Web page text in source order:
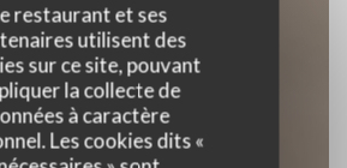
restaurant et ses
utilisent des
sur ce site, pouvant
la collecte de
à caractère
Les cookies dits «